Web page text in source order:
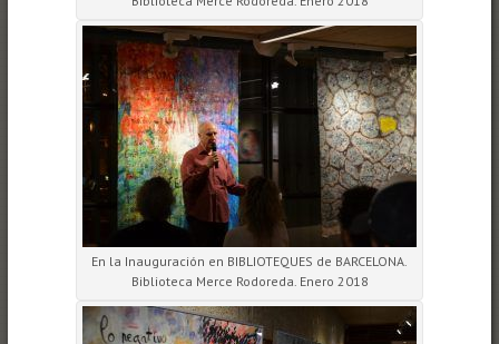
En la Inauguración en BIBLIOTEQUES de BARCELONA.
Biblioteca Merce Rodoreda. Enero 2018